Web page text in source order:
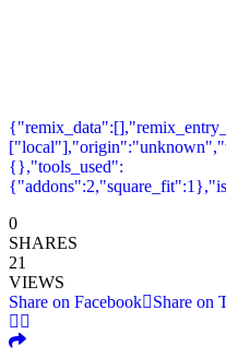
{},"tools_used":
0
SHARES
21
VIEWS
Share on Facebook
Share on